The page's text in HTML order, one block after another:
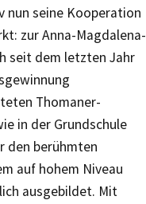
nun seine Kooperation
zur Anna-Magdalena-
seit dem letzten Jahr
Thomaner-
in der Grundschule
den berühmten
auf hohem Niveau
ausgebildet. Mit